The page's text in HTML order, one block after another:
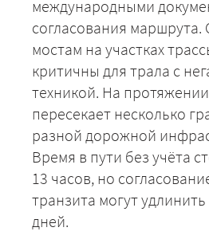
международными
согласования
мостам на участках
критичны для трала с
техникой. На
пересекает несколько
разной дорожной
Время в пути без учёта
13 часов, но
транзита могут
дней.
+7